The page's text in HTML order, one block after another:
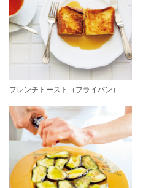
フレンチトースト（フライパン）